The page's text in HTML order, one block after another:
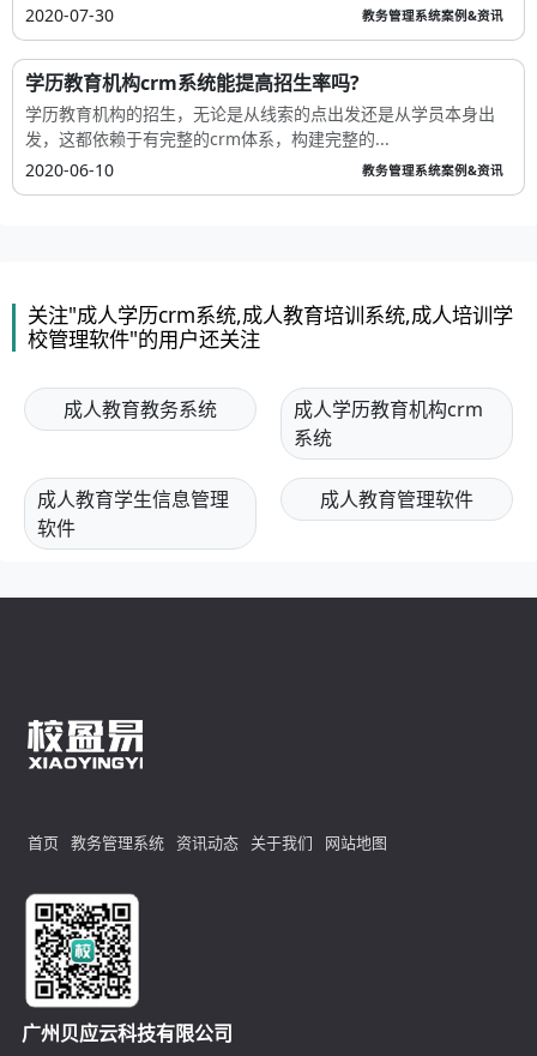
2020-07-30
教务管理系统案例&资讯
学历教育机构crm系统能提高招生率吗?
学历教育机构的招生，无论是从线索的点出发还是从学员本身出
发，这都依赖于有完整的crm体系，构建完整的...
2020-06-10
教务管理系统案例&资讯
关注"成人学历crm系统,成人教育培训系统,成人培训学
校管理软件"的用户还关注
成人教育教务系统
成人学历教育机构crm
系统
成人教育学生信息管理
软件
成人教育管理软件
首页 教务管理系统 资讯动态 关于我们 网站地图
广州贝应云科技有限公司